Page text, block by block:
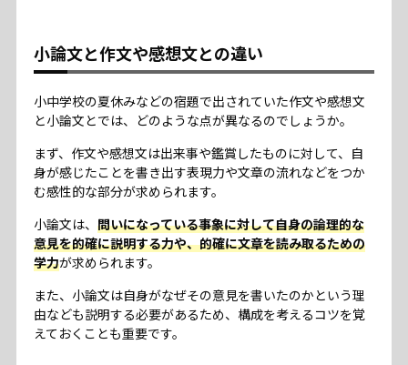
小論文と作文や感想文との違い
小中学校の夏休みなどの宿題で出されていた作文や感想文
と小論文とでは、どのような点が異なるのでしょうか。
まず、作文や感想文は出来事や鑑賞したものに対して、自
身が感じたことを書き出す表現力や文章の流れなどをつか
む感性的な部分が求められます。
小論文は、 問いになっている事象に対して自身の論理的な
意見を的確に説明する力や、的確に文章を読み取るための
学力が求められます。
また、小論文は自身がなぜその意見を書いたのかという理
由なども説明する必要があるため、構成を考えるコツを覚
えておくことも重要です。